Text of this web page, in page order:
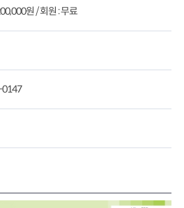
원 /회원 : 무료